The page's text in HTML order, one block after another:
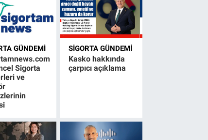
GÜNDEMI
Sigorta
ve
SIGORTA GÜNDEMI
Kasko hakkında
çarpıcı açıklama